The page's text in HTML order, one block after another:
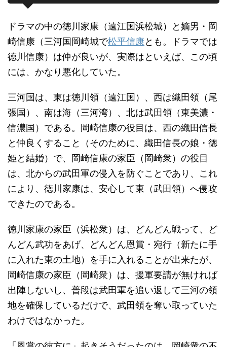
ドラマの中の徳川家康（遠江国浜松城）と嫡男・岡
崎信康（三河国岡崎城で松平信康とも。ドラマでは
徳川信康）は仲が良いが、実際はといえば、この頃
には、かなり悪化していた。
三河国は、東は徳川領（遠江国）、西は織田領（尾
張国）、南は海（三河湾）、北は武田領（東美濃・
信濃国）である。岡崎信康の役目は、西の織田信長
と仲良くすること（そのために、織田信長の娘・徳
姫と結婚）で、岡崎信康の家臣（岡崎衆）の役目
は、北からの武田軍の侵入を防ぐことであり、これ
により、徳川家康は、安心して東（武田領）へ侵攻
できたのである。
徳川家康の家臣（浜松衆）は、どんどん戦って、ど
んどん武功をあげ、どんどん恩賞・宛行（新たに手
に入れた東の土地）を手に入れることが出来たが、
岡崎信康の家臣（岡崎衆）は、援軍要請が無ければ
出陣しないし、普段は武田軍を追い返して三河の領
地を確保しているだけで、武田領を奪い取っていた
わけではなかった。